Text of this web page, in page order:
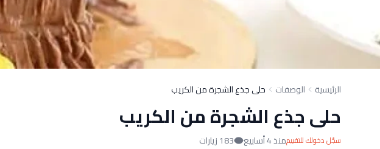
الرئيسية الوصفات حلى جذع الشجرة من الكريب
حلى جذع الشجرة من الكريب
سجّل دخولك للتقييممنذ 4 أسابيع 183 زيارات